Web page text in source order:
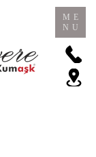
ME
NU